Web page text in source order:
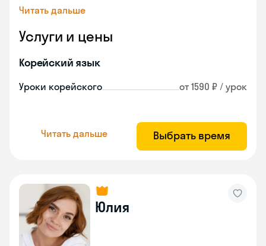
Читать дальше
Услуги и цены
Корейский язык
Уроки корейского от 1590 ₽ / урок
Читать дальше Выбрать время
Юлия